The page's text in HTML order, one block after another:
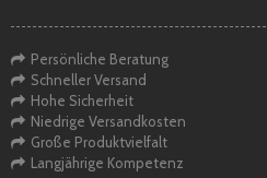
Persönliche Beratung
Schneller Versand
Hohe Sicherheit
Niedrige Versandkosten
Große Produktvielfalt
Langjährige Kompetenz